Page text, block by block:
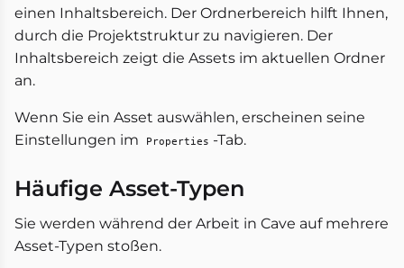
einen Inhaltsbereich. Der Ordnerbereich hilft Ihnen,
durch die Projektstruktur zu navigieren. Der
Inhaltsbereich zeigt die Assets im aktuellen Ordner
an.
Wenn Sie ein Asset auswählen, erscheinen seine
Einstellungen im
Properties -Tab.
Häufige Asset-Typen
Sie werden während der Arbeit in Cave auf mehrere
Asset-Typen stoßen.